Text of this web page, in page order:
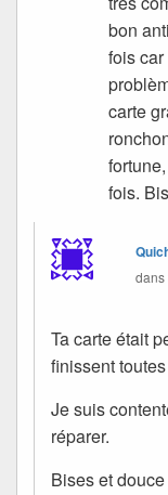
bon
fois
carte
fois.
dans
Ta carte était
finissent
Je suis
réparer.
Bises et